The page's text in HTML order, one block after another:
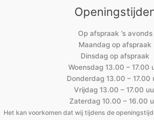
Op afspraak ’s avonds
Maandag op afspraak
Dinsdag op afspraak
Woensdag 13.00 – 17.00
Donderdag 13.00 – 17.00
Vrijdag 13.00 – 17.00
Zaterdag 10.00 – 16.00
Het kan voorkomen dat wij tijdens de